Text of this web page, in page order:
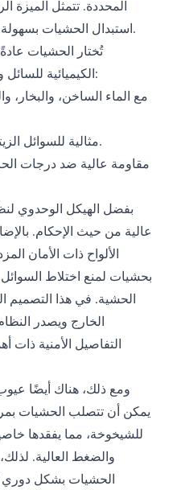
المحددة. تتمثل الميزة
استبدال الحشيات بسهولة أثناء عمليات الصيانة والتنظيف.
تُختار الحشيات
الكيميائية للسائل وظروف درجة الحرارة والضغط:
• تعتبر NBR مثالية للسوائل الزيتية والهيدروكربونية.
بفضل الهيكل الوحدوي
عالية من حيث الإحكام.
الألواح ذات الأمان
بحشيات لمنع اختلاط
الحشية. في هذا
الخارج ويصدر
التفاصيل الأمنية
ومع ذلك، هناك أيضًا
يمكن أن تتصلب الحشيات
للشيخوخة، مما يفقدها
والضغط العالية. لذلك،
الحشيات بشكل دوري